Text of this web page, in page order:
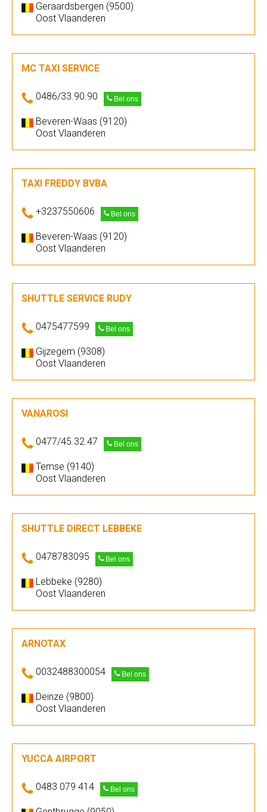
Geraardsbergen (9500)
Oost Vlaanderen
MC TAXI SERVICE
0486/33.90.90 Bel ons
Beveren-Waas (9120)
Oost Vlaanderen
TAXI FREDDY BVBA
+3237550606 Bel ons
Beveren-Waas (9120)
Oost Vlaanderen
SHUTTLE SERVICE RUDY
0475477599 Bel ons
Gijzegem (9308)
Oost Vlaanderen
VANAROSI
0477/45.32.47 Bel ons
Temse (9140)
Oost Vlaanderen
SHUTTLE DIRECT LEBBEKE
0478783095 Bel ons
Lebbeke (9280)
Oost Vlaanderen
ARNOTAX
0032488300054 Bel ons
Deinze (9800)
Oost Vlaanderen
YUCCA AIRPORT
0483 079 414 Bel ons